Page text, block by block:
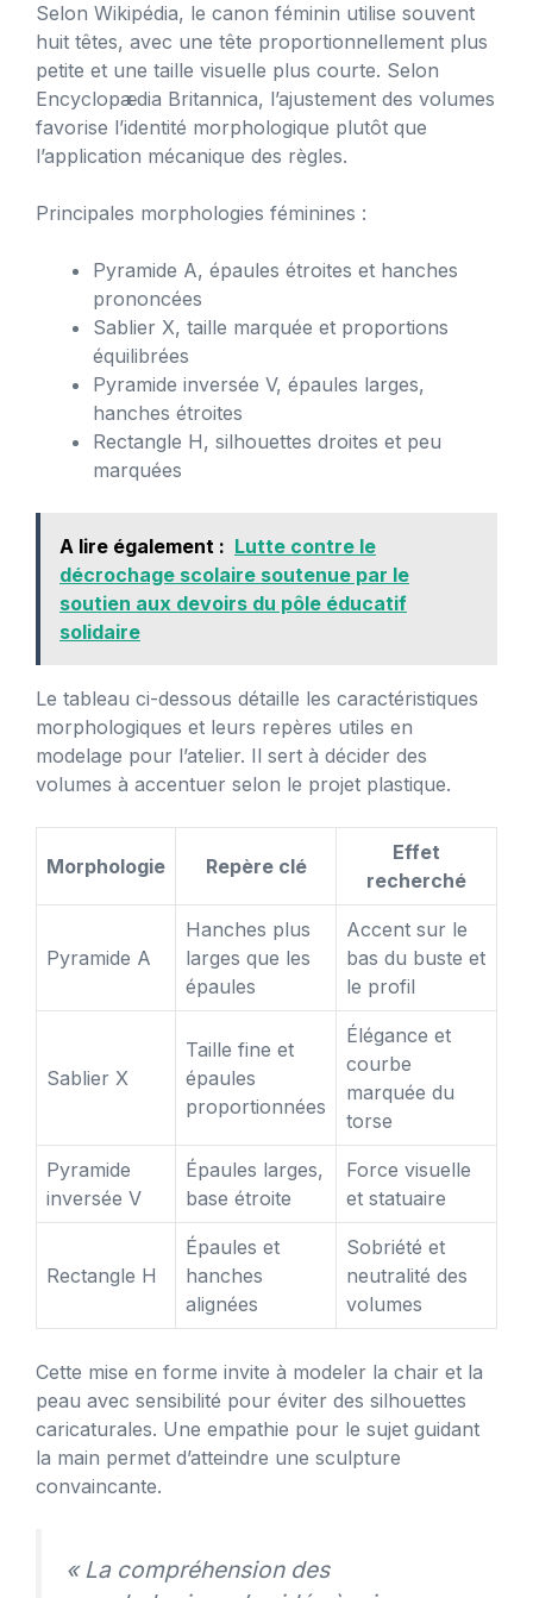
Selon Wikipédia, le canon féminin utilise souvent
huit têtes, avec une tête proportionnellement plus
petite et une taille visuelle plus courte. Selon
Encyclopædia Britannica, l’ajustement des volumes
favorise l’identité morphologique plutôt que
l’application mécanique des règles.
Principales morphologies féminines :
Pyramide A, épaules étroites et hanches
prononcées
Sablier X, taille marquée et proportions
équilibrées
Pyramide inversée V, épaules larges,
hanches étroites
Rectangle H, silhouettes droites et peu
marquées
A lire également : Lutte contre le
décrochage scolaire soutenue par le
soutien aux devoirs du pôle éducatif
solidaire
Le tableau ci-dessous détaille les caractéristiques
morphologiques et leurs repères utiles en
modelage pour l’atelier. Il sert à décider des
volumes à accentuer selon le projet plastique.
Morphologie Repère clé
Effet
recherché
Pyramide A
Hanches plus
larges que les
épaules
Accent sur le
bas du buste et
le profil
Sablier X
Taille fine et
épaules
proportionnées
Élégance et
courbe
marquée du
torse
Pyramide
inversée V
Épaules larges,
base étroite
Force visuelle
et statuaire
Rectangle H
Épaules et
hanches
alignées
Sobriété et
neutralité des
volumes
Cette mise en forme invite à modeler la chair et la
peau avec sensibilité pour éviter des silhouettes
caricaturales. Une empathie pour le sujet guidant
la main permet d’atteindre une sculpture
convaincante.
« La compréhension des